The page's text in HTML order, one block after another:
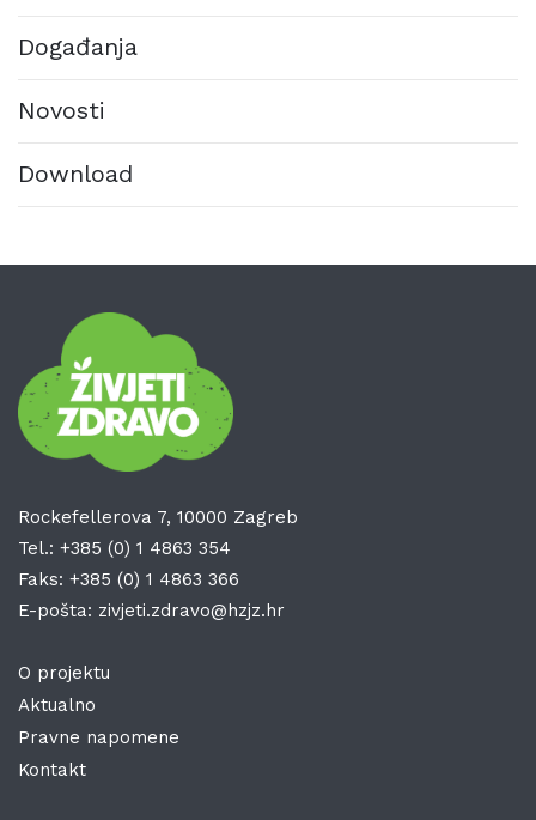
Događanja
Novosti
Download
Rockefellerova 7, 10000 Zagreb
Tel.: +385 (0) 1 4863 354
Faks: +385 (0) 1 4863 366
E-pošta: zivjeti.zdravo@hzjz.hr
O projektu
Aktualno
Pravne napomene
Kontakt